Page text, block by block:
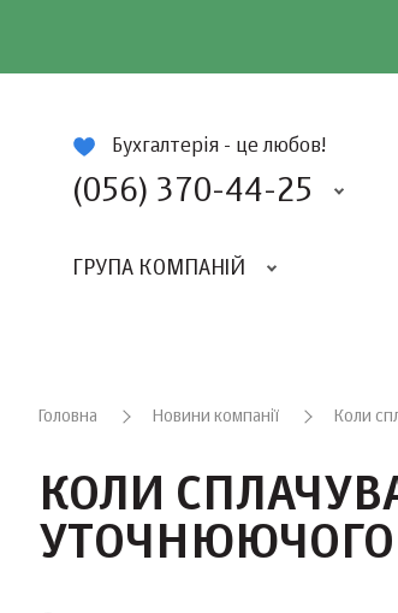
Бухгалтерія - це любов!
(056) 370-44-25
ГРУПА КОМПАНІЙ
Головна Новини компанії Коли
КОЛИ
УТОЧНЮЮЧОГО